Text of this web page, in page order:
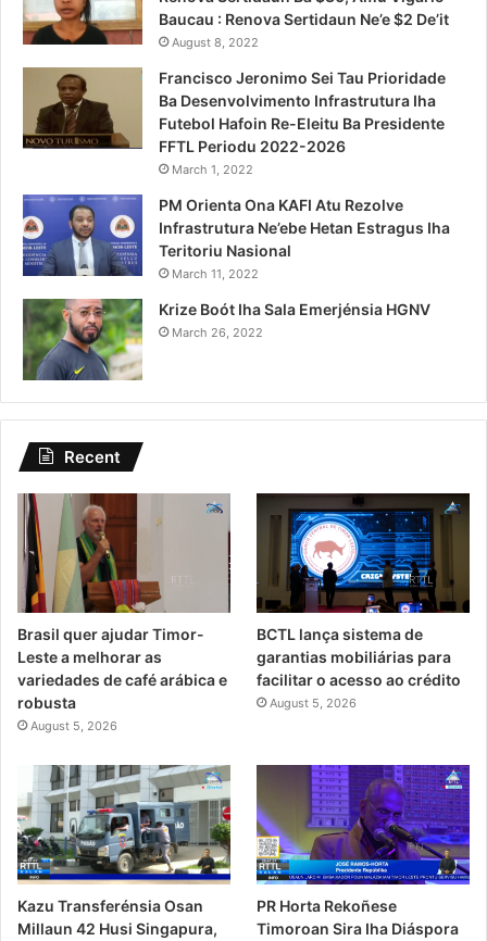
Baucau : Renova Sertidaun Ne’e $2 De’it
August 8, 2022
Francisco Jeronimo Sei Tau Prioridade
Ba Desenvolvimento Infrastrutura Iha
Futebol Hafoin Re-Eleitu Ba Presidente
FFTL Periodu 2022-2026
March 1, 2022
PM Orienta Ona KAFI Atu Rezolve
Infrastrutura Ne’ebe Hetan Estragus Iha
Teritoriu Nasional
March 11, 2022
Krize Boót Iha Sala Emerjénsia HGNV
March 26, 2022
Recent
Brasil quer ajudar Timor-
Leste a melhorar as
variedades de café arábica e
robusta
August 5, 2026
BCTL lança sistema de
garantias mobiliárias para
facilitar o acesso ao crédito
August 5, 2026
Kazu Transferénsia Osan
Millaun 42 Husi Singapura,
PR Horta Rekoñese
Timoroan Sira Iha Diáspora